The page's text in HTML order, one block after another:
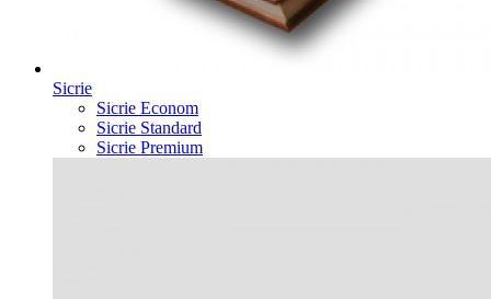
Sicrie
Sicrie Econom
Sicrie Standard
Sicrie Premium